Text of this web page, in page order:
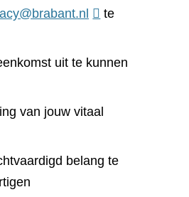
te
uit te kunnen
van jouw vitaal
belang te